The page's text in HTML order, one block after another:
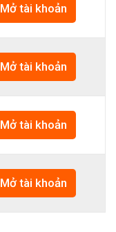
Mở tài khoản
Mở tài khoản
Mở tài khoản
Mở tài khoản